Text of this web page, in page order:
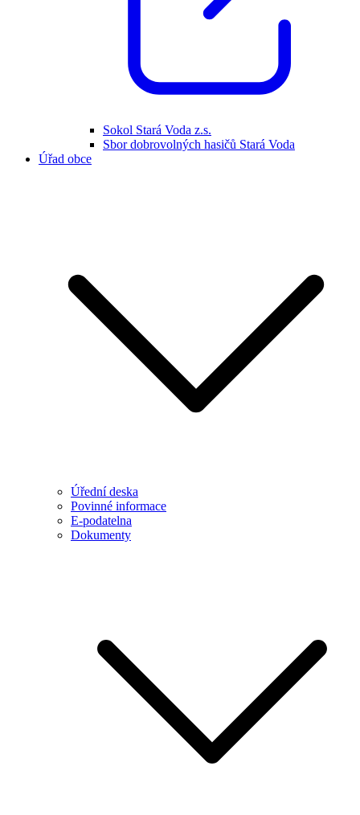
Sokol Stará Voda z.s.
Sbor dobrovolných hasičů Stará Voda
Úřad obce
Úřední deska
Povinné informace
E-podatelna
Dokumenty